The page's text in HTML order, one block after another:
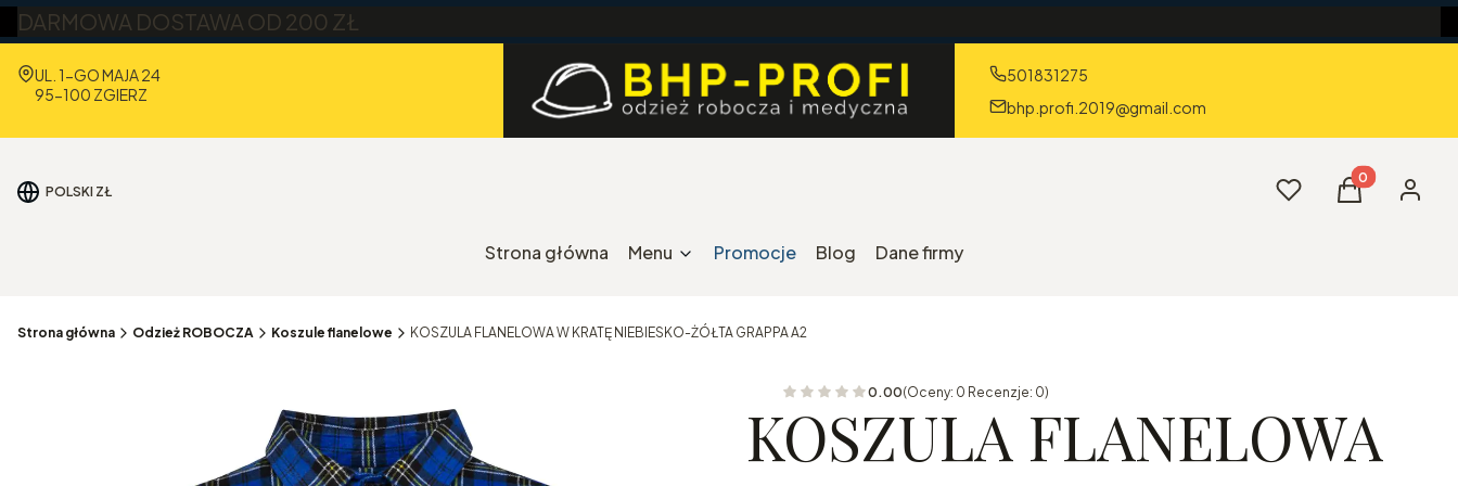
DARMOWA DOSTAWA OD 200 ZŁ
Adres:
UL. 1-GO MAJA 24
95-100 ZGIERZ
501831275
bhp.profi.2019@gmail.com
POLSKI ZŁ UlubioneProdukty w
Koszyk
Strona główna Menu Promocje Blog Dane firmy
Strona główna Odzież ROBOCZA Koszule flanelowe KOSZULA FLANELOWA W KRATĘ NIEBIESKO-ŻÓŁTA GRAPPA A2
0.00(Oceny: 0 Recenzje: 0)
KOSZULA FLANELOWA